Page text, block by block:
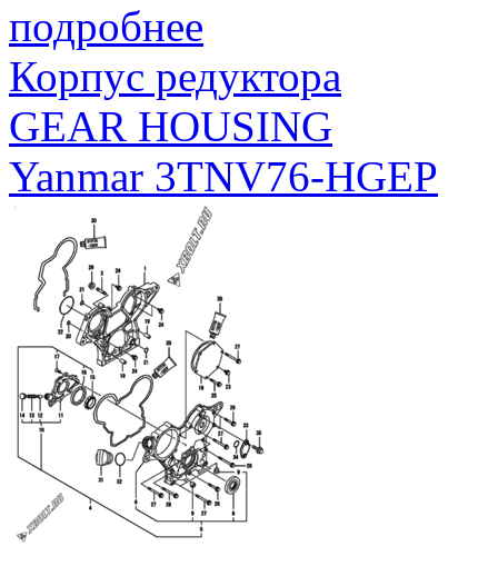
подробнее
Корпус редуктора
GEAR HOUSING
Yanmar 3TNV76-HGEP